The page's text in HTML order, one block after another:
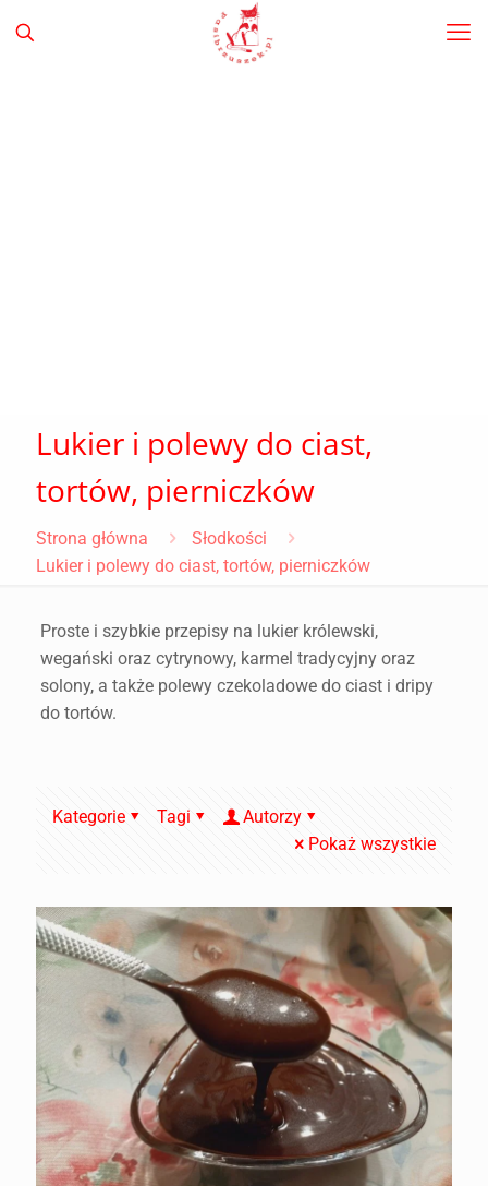
Lukier i polewy do ciast,
tortów, pierniczków
Strona główna
Słodkości
Lukier i polewy do ciast, tortów, pierniczków
Proste i szybkie przepisy na lukier królewski,
wegański oraz cytrynowy, karmel tradycyjny oraz
solony, a także polewy czekoladowe do ciast i dripy
do tortów.
Kategorie Tagi
Autorzy
Pokaż wszystkie